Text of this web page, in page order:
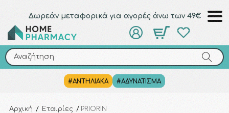
Δωρεάν μεταφορικά για αγορές άνω των 49€
Αναζήτηση
#ΑΝΤΗΛΙΑΚΑ #ΑΔΥΝΑΤΙΣΜΑ
Αναζήτηση
Αρχική / Εταιρίες / PRIORIN